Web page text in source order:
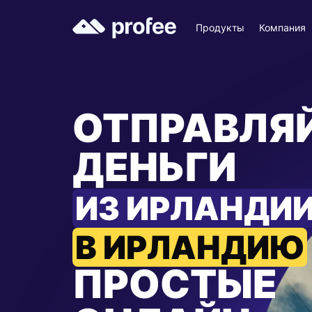
Продукты Компания
ДЕНЬГИ
ИЗ
В ИРЛАНДИЮ
ПРОСТЫЕ